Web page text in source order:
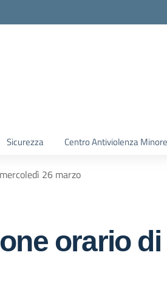
Sicurezza Centro Antiviolenza
26 marzo
orario